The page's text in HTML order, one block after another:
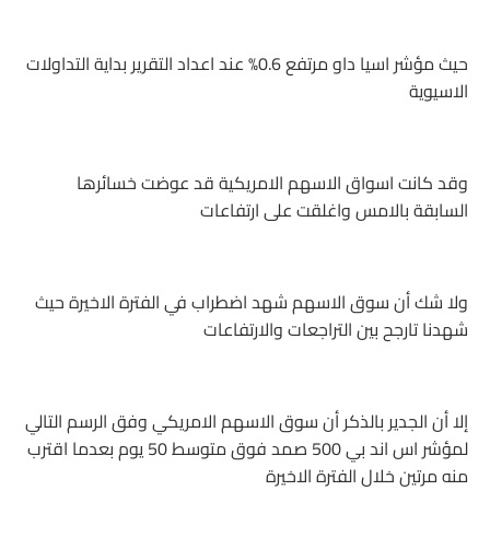
حيث مؤشر اسيا داو مرتفع 0.6% عند اعداد التقرير بداية التداولات
الاسيوية
وقد كانت اسواق الاسهم الامريكية قد عوضت خسائرها
السابقة بالامس واغلقت على ارتفاعات
ولا شك أن سوق الاسهم شهد اضطراب في الفترة الاخيرة حيث
شهدنا تارجح بين التراجعات والارتفاعات
إلا أن الجدير بالذكر أن سوق الاسهم الامريكي وفق الرسم التالي
لمؤشر اس اند بي 500 صمد فوق متوسط 50 يوم بعدما اقترب
منه مرتين خلال الفترة الاخيرة